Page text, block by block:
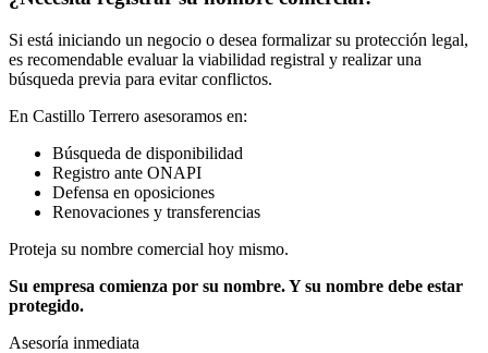
Si está iniciando un negocio o desea formalizar su protección legal,
es recomendable evaluar la viabilidad registral y realizar una
búsqueda previa para evitar conflictos.
En Castillo Terrero asesoramos en:
Búsqueda de disponibilidad
Registro ante ONAPI
Defensa en oposiciones
Renovaciones y transferencias
Proteja su nombre comercial hoy mismo.
Su empresa comienza por su nombre. Y su nombre debe estar
protegido.
Asesoría inmediata